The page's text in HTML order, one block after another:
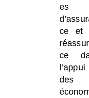
es
ce et
ce
l’appui
des